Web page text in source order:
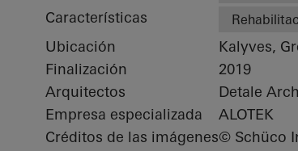
Características
Ubicación
Kalyves,
Finalización
2019
Arquitectos
Detale
Empresa especializada
ALOTEK
Créditos de las imágenes© Schüco